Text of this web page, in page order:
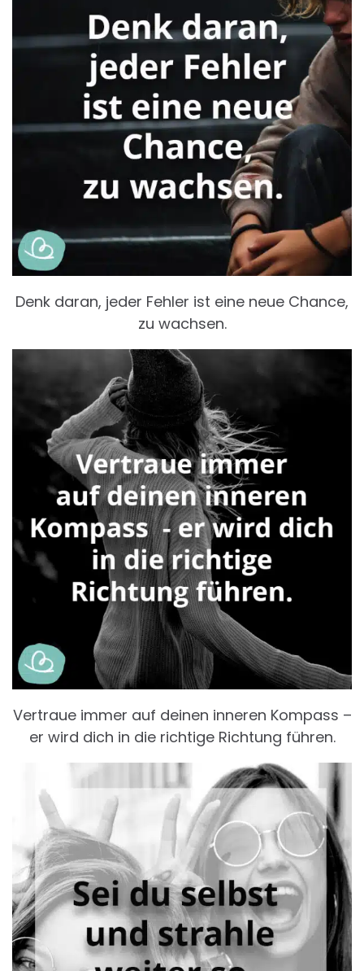
Denk daran, jeder Fehler ist eine neue Chance,
zu wachsen.
Vertraue immer auf deinen inneren Kompass –
er wird dich in die richtige Richtung führen.